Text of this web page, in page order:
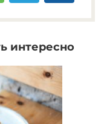
интересно